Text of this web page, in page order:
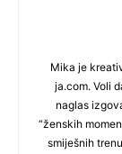
Mika je
ja.com. Voli
naglas
“ženskih
smiješnih